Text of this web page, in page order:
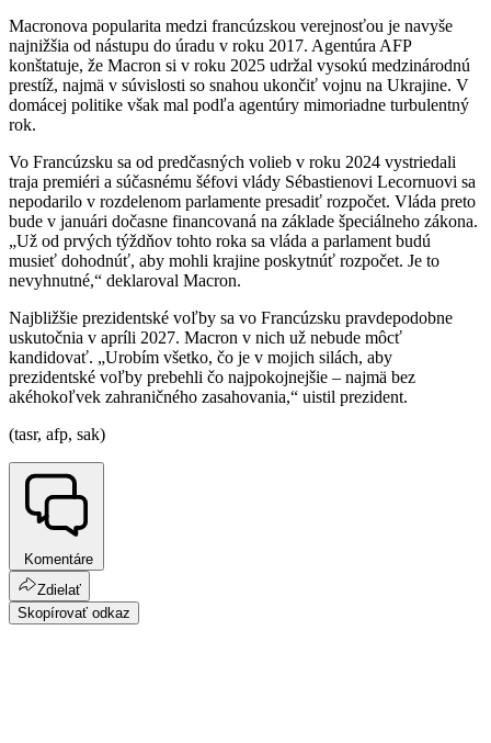
Macronova popularita medzi francúzskou verejnosťou je navyše
najnižšia od nástupu do úradu v roku 2017. Agentúra AFP
konštatuje, že Macron si v roku 2025 udržal vysokú medzinárodnú
prestíž, najmä v súvislosti so snahou ukončiť vojnu na Ukrajine. V
domácej politike však mal podľa agentúry mimoriadne turbulentný
rok.
Vo Francúzsku sa od predčasných volieb v roku 2024 vystriedali
traja premiéri a súčasnému šéfovi vlády Sébastienovi Lecornuovi sa
nepodarilo v rozdelenom parlamente presadiť rozpočet. Vláda preto
bude v januári dočasne financovaná na základe špeciálneho zákona.
„Už od prvých týždňov tohto roka sa vláda a parlament budú
musieť dohodnúť, aby mohli krajine poskytnúť rozpočet. Je to
nevyhnutné,“ deklaroval Macron.
Najbližšie prezidentské voľby sa vo Francúzsku pravdepodobne
uskutočnia v apríli 2027. Macron v nich už nebude môcť
kandidovať. „Urobím všetko, čo je v mojich silách, aby
prezidentské voľby prebehli čo najpokojnejšie – najmä bez
akéhokoľvek zahraničného zasahovania,“ uistil prezident.
(tasr, afp, sak)
Komentáre
Zdielať
Skopírovať odkaz